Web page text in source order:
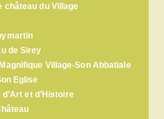
château du Village
de Sirey
Village-Son Abbatiale
Eglise
et d’Histoire